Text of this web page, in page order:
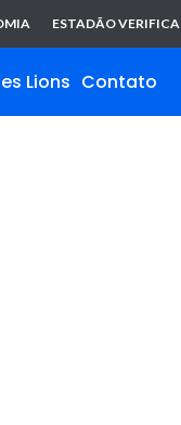
ESTADÃO VERIFICA
Lions Contato